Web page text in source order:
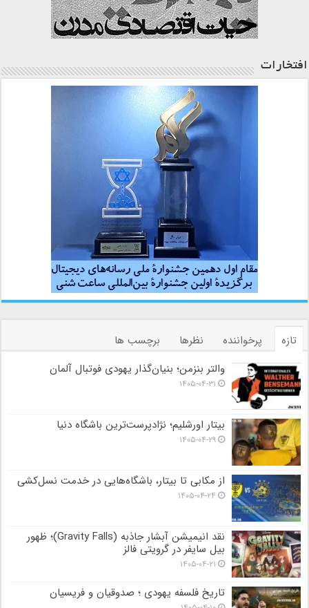
افتخارات
تازه پرخواننده نظرها
برچسب ها
والتر بنزمن؛ بنیان‌گذار یهودی فوتبال آلمان
۱۴۰۵-۰۴-۳۱
بیتار اورشلیم؛ نژادپرست‌ترین باشگاه دنیا
۱۴۰۵-۰۴-۲۹
از مکابی تا بیتار، باشگاه‌هایی در خدمت نسل‌کشی
۱۴۰۵-۰۴-۲۴
نقد انیمیشن آبشار جاذبه (Gravity Falls)؛ ظهور
بیل سایفر در گرویتی فالز
۱۴۰۵-۰۴-۲۱
تاریخ فلسفه یهودی ؛ صدوقیان و فریسیان